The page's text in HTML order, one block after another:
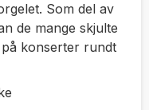
Som del av
de mange skjulte
konserter rundt